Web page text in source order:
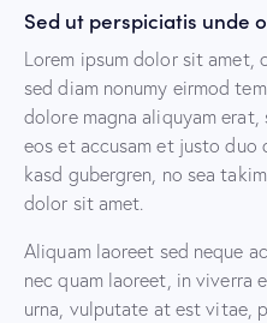
Sed ut perspiciatis unde
Lorem ipsum dolor sit amet,
sed diam nonumy eirmod
dolore magna aliquyam
eos et accusam et justo duo
kasd gubergren, no sea
dolor sit amet.
Aliquam laoreet sed neque
nec quam laoreet, in viverra
urna, vulputate at est vitae,